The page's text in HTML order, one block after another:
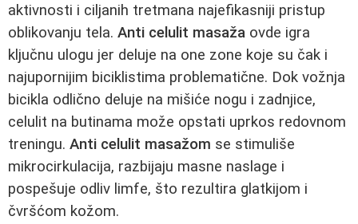
aktivnosti i ciljanih tretmana najefikasniji pristup
oblikovanju tela. Anti celulit masaža ovde igra
ključnu ulogu jer deluje na one zone koje su čak i
najupornijim biciklistima problematične. Dok vožnja
bicikla odlično deluje na mišiće nogu i zadnjice,
celulit na butinama može opstati uprkos redovnom
treningu. Anti celulit masažom se stimuliše
mikrocirkulacija, razbijaju masne naslage i
pospešuje odliv limfe, što rezultira glatkijom i
čvršćom kožom.